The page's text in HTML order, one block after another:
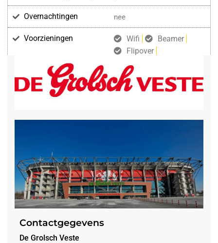
Overnachtingen nee
Voorzieningen Wifi
Beamer
Flipover
Projectiescherm
Contactgegevens
De Grolsch Veste